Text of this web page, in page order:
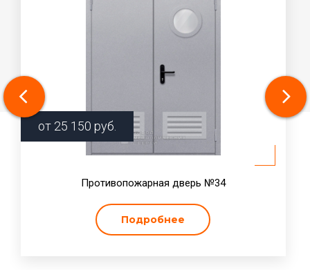
от 25 150 руб.
Противопожарная дверь №34
Подробнее